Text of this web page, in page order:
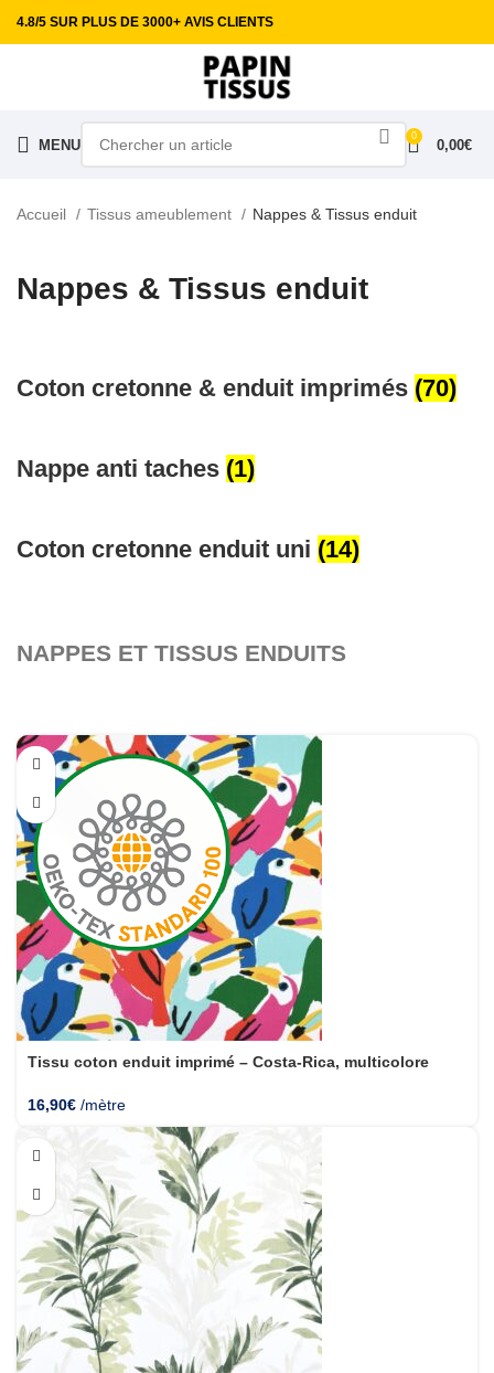
4.8/5 SUR PLUS DE 3000+ AVIS CLIENTS
MENU
0
0,00€
Accueil Tissus ameublement Nappes & Tissus enduit
Nappes & Tissus enduit
Coton cretonne & enduit imprimés (70)
Nappe anti taches (1)
Coton cretonne enduit uni (14)
NAPPES ET TISSUS ENDUITS
Tissu coton enduit imprimé – Costa-Rica, multicolore
16,90€ /mètre